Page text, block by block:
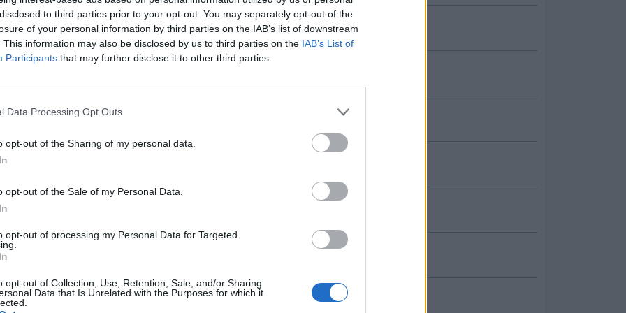
to third parties prior to your opt-out. You may separately opt-out of the
of your personal information by third parties on the IAB’s list of downstream
This information may also be disclosed by us to third parties on the IAB’s List of
Participants that may further disclose it to other third parties.
Data Processing Opt Outs
opt-out of the Sharing of my personal data.
opt-out of the Sale of my Personal Data.
opt-out of processing my Personal Data for Targeted
opt-out of Collection, Use, Retention, Sale, and/or Sharing
Data that Is Unrelated with the Purposes for which it
CIF:
A-81172595
Forma jurídica:
Pertenece a: